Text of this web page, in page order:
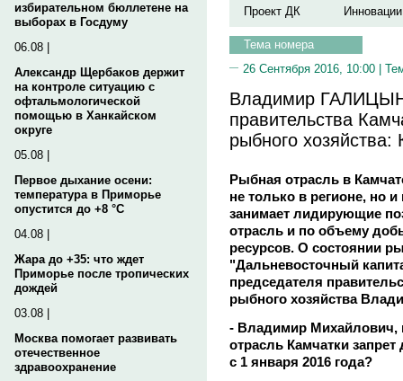
избирательном бюллетене на
выборах в Госдуму
06.08 |
Александр Щербаков держит
на контроле ситуацию с
офтальмологической
помощью в Ханкайском
округе
05.08 |
Первое дыхание осени:
температура в Приморье
опустится до +8 °C
04.08 |
Жара до +35: что ждет
Приморье после тропических
дождей
03.08 |
Москва помогает развивать
отечественное
здравоохранение
Проект ДК
Инновации
Тема номера
26 Сентября 2016, 10:00 |
Владимир
правительства
рыбного хозяйства:
Рыбная отрасль в
не только в регионе, но
занимает лидирующие
отрасль и по объему
ресурсов. О состоянии
"Дальневосточный
председателя
рыбного хозяйства
- Владимир
отрасль Камчатки
с 1 января 2016 года?